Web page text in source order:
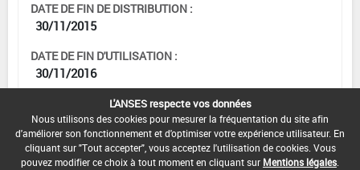
DATE DE FIN DE DISTRIBUTION :
30/11/2015
DATE DE FIN D'UTILISATION :
30/11/2016
L'ANSES respecte vos données
Nous utilisons des cookies pour mesurer la fréquentation du site afin
d'améliorer son fonctionnement et d'optimiser votre expérience utilisateur. En
cliquant sur "Tout accepter", vous acceptez l'utilisation de cookies. Vous
pouvez modifier ce choix à tout moment en cliquant sur Mentions légales